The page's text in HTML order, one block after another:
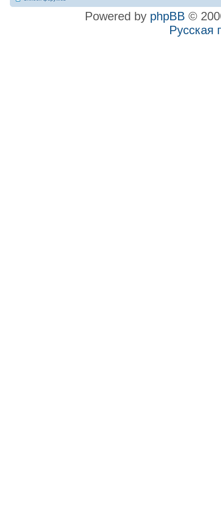
Powered by phpBB ©
Русская